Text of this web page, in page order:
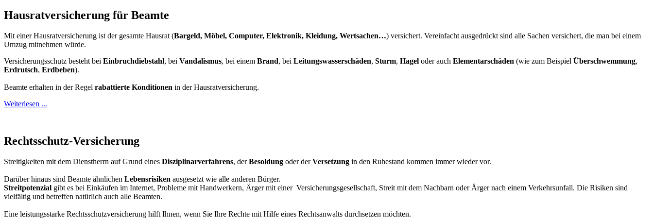
Hausratversicherung für Beamte
Mit einer Hausratversicherung ist der gesamte Hausrat (Bargeld, Möbel, Computer, Elektronik, Kleidung, Wertsachen…) versichert. Vereinfacht ausgedrückt sind alle Sachen versichert, die man bei einem
Umzug mitnehmen würde.
Versicherungsschutz besteht bei Einbruchdiebstahl, bei Vandalismus, bei einem Brand, bei Leitungswasserschäden, Sturm, Hagel oder auch Elementarschäden (wie zum Beispiel Überschwemmung,
Erdrutsch, Erdbeben).
Beamte erhalten in der Regel rabattierte Konditionen in der Hausratversicherung.
Weiterlesen ...
Rechtsschutz-Versicherung
Streitigkeiten mit dem Dienstherrn auf Grund eines Disziplinarverfahrens, derBesoldung oder derVersetzung in den Ruhestand kommen immer wieder vor.
Darüber hinaus sind Beamte ähnlichen Lebensrisiken ausgesetzt wie alle anderen Bürger.
Streitpotenzial gibt es bei Einkäufen im Internet, Probleme mit Handwerkern, Ärger mit einer Versicherungsgesellschaft, Streit mit dem Nachbarn oder Ärger nach einem Verkehrsunfall. Die Risiken sind
vielfältig und betreffen natürlich auch alle Beamten.
Eine leistungsstarke Rechtsschutzversicherung hilft Ihnen, wenn Sie Ihre Rechte mit Hilfe eines Rechtsanwalts durchsetzen möchten.